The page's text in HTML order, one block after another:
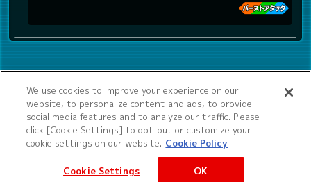
We use cookies to improve your experience on our
website, to personalize content and ads, to provide
social media features and to analyze our traffic. Please
click [Cookie Settings] to opt-out or customize your
cookie settings on our website. Cookie Policy
Cookie Settings OK